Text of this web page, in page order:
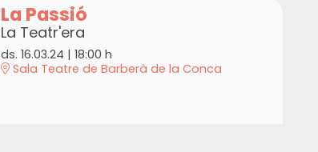
La Passió
La Teatr'era
ds. 16.03.24 | 18:00 h
Sala Teatre de Barberà de la Conca